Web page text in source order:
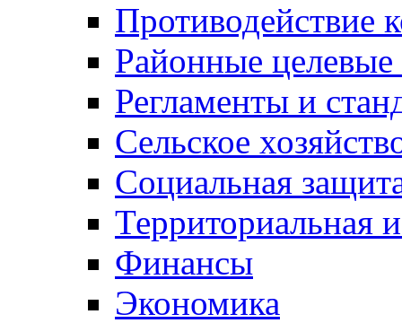
Противодействие
Районные
Регламенты и
Сельское
Социальная
Территориальная
Финансы
Экономика